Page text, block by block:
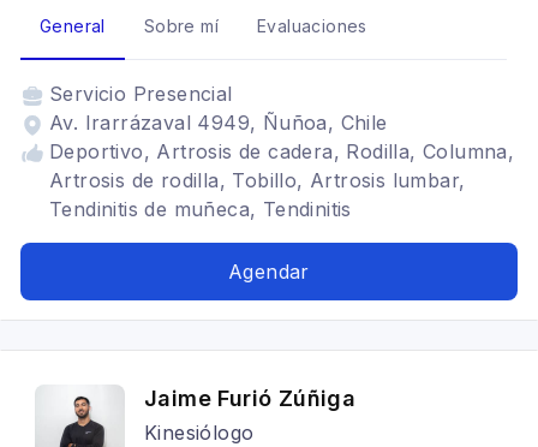
General Sobre mí Evaluaciones
Servicio Presencial
Av. Irarrázaval 4949, Ñuñoa, Chile
Deportivo, Artrosis de cadera, Rodilla, Columna,
Artrosis de rodilla, Tobillo, Artrosis lumbar,
Tendinitis de muñeca, Tendinitis
Agendar
Jaime Furió Zúñiga
Kinesiólogo